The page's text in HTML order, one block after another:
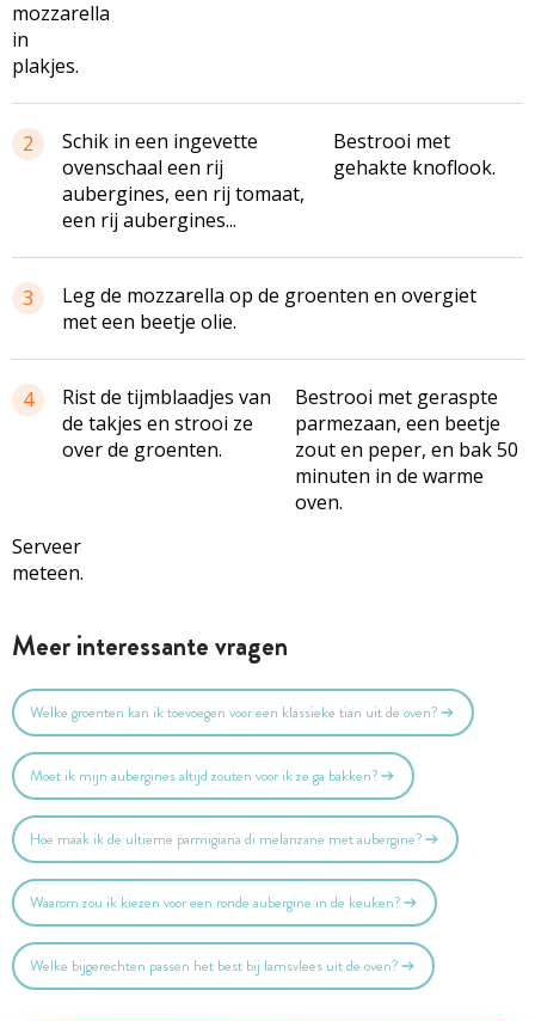
mozzarella
in
plakjes.
2
Schik in een ingevette
ovenschaal een rij
aubergines, een rij tomaat,
een rij aubergines...
Bestrooi met
gehakte knoflook.
3
Leg de mozzarella op de groenten en overgiet
met een beetje olie.
4
Rist de tijmblaadjes van
de takjes en strooi ze
over de groenten.
Bestrooi met geraspte
parmezaan, een beetje
zout en peper, en bak 50
minuten in de warme
oven.
Serveer
meteen.
Meer interessante vragen
Welke groenten kan ik toevoegen voor een klassieke tian uit de oven?
Moet ik mijn aubergines altijd zouten voor ik ze ga bakken?
Hoe maak ik de ultieme parmigiana di melanzane met aubergine?
Waarom zou ik kiezen voor een ronde aubergine in de keuken?
Welke bijgerechten passen het best bij lamsvlees uit de oven?